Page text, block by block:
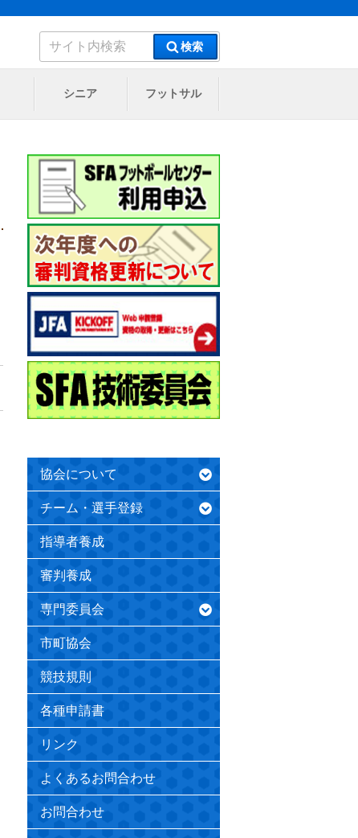
索:
検索
シニア フットサル
協会について
チーム・選手登録
指導者養成
審判養成
専門委員会
市町協会
競技規則
各種申請書
リンク
よくあるお問合わせ
お問合わせ